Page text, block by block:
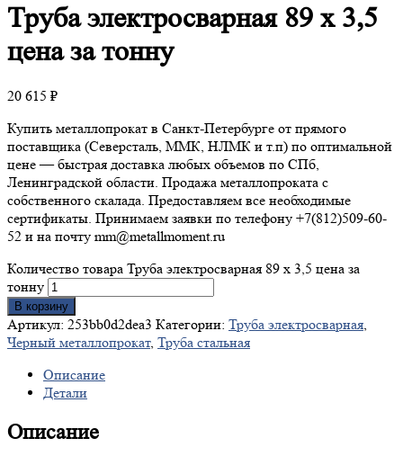
Трубаэлектросварная 89 х 3,5
цена за тонну
20 615 ₽
Купить металлопрокат в Санкт-Петербурге от прямого
поставщика (Северсталь, ММК, НЛМК и т.п) по оптимальной
цене — быстрая доставка любых объемов по СПб,
Ленинградской области. Продажа металлопроката с
собственного скалада. Предоставляем все необходимые
сертификаты. Принимаем заявки по телефону +7(812)509-60-
52 и на почту mm@metallmoment.ru
Количество товара Труба электросварная 89 х 3,5 цена за
тонну
В корзину
Артикул: 253bb0d2dea3 Категории: Труба электросварная,
Черный металлопрокат, Труба стальная
Описание
Детали
Описание